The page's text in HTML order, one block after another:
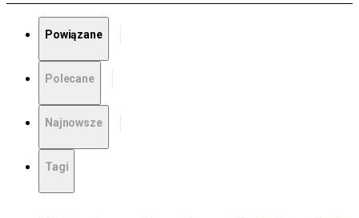
Powiązane
Polecane
Najnowsze
Tagi